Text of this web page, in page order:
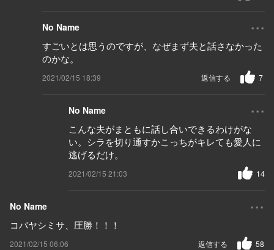
No Name ...
すごいとは思うのですが、なぜまず夫と話さなかった
のかな。
2021/02/15 18:39 7
返信する
No Name ...
こんな夫がまともに話し合いできるわけがな
い。シラを切り通すかこっちがキレても愛人に
逃げるだけ。
2021/02/15 21:03 14
No Name ...
コバヤシミサ、圧勝！！！
2021/02/15 06:06 58
返信する